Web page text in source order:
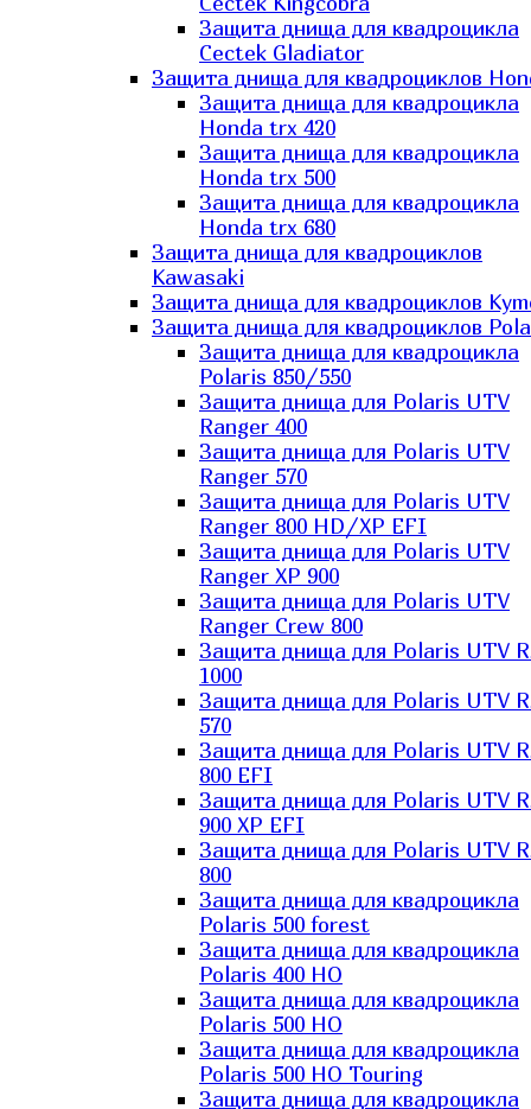
Защита днища для квадроцикла
Cectek Gladiator
Защита днища для квадроциклов
Защита днища для квадроцикла
Honda trx 420
Защита днища для квадроцикла
Honda trx 500
Защита днища для квадроцикла
Honda trx 680
Защита днища для квадроциклов
Kawasaki
Защита днища для квадроциклов
Защита днища для квадроциклов
Защита днища для квадроцикла
Polaris 850/550
Защита днища для Polaris UTV
Ranger 400
Защита днища для Polaris UTV
Ranger 570
Защита днища для Polaris UTV
Ranger 800 HD/XP EFI
Защита днища для Polaris UTV
Ranger XP 900
Защита днища для Polaris UTV
Ranger Сrew 800
Защита днища для Polaris UTV
1000
Защита днища для Polaris UTV
570
Защита днища для Polaris UTV
800 EFI
Защита днища для Polaris UTV
900 XP EFI
Защита днища для Polaris UTV
800
Защита днища для квадроцикла
Polaris 500 forest
Защита днища для квадроцикла
Polaris 400 HO
Защита днища для квадроцикла
Polaris 500 HO
Защита днища для квадроцикла
Polaris 500 HO Touring
Защита днища для квадроцикла